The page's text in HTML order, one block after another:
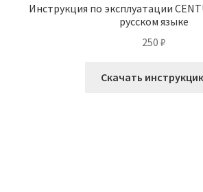
Инструкция по эксплуатации
русском языке
250 ₽
Скачать